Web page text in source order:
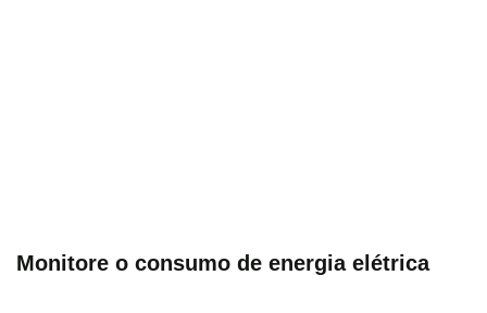
Monitore o consumo de energia elétrica